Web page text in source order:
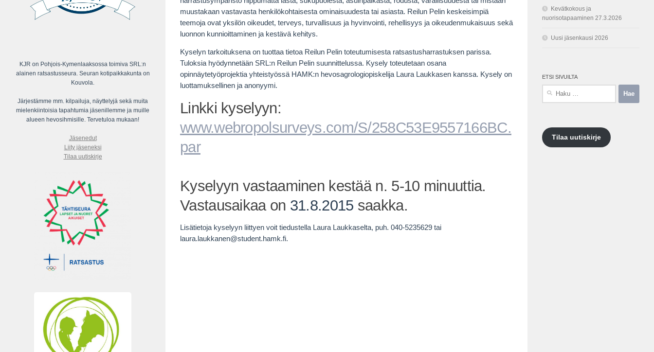
muustakaan vastavasta henkilökohtaisesta ominaisuudesta tai asiasta. Reilun Pelin keskeisimpiä
teemoja ovat yksilön oikeudet, terveys, turvallisuus ja hyvinvointi, rehellisyys ja oikeudenmukaisuus sekä
luonnon kunnioittaminen ja kestävä kehitys.
Kyselyn tarkoituksena on tuottaa tietoa Reilun Pelin toteutumisesta ratsastusharrastuksen parissa.
Tuloksia hyödynnetään SRL:n Reilun Pelin suunnittelussa. Kysely toteutetaan osana
opinnäytetyöprojektia yhteistyössä HAMK:n hevosagrologiopiskelija Laura Laukkasen kanssa. Kysely on
luottamuksellinen ja anonyymi.
Linkki kyselyyn:
www.webropolsurveys.com/S/258C53E9557166BC.
par
Kyselyyn vastaaminen kestää n. 5-10 minuuttia.
Vastausaikaa on 31.8.2015 saakka.
Lisätietoja kyselyyn liittyen voit tiedustella Laura Laukkaselta, puh. 040-5235629 tai
laura.laukkanen@student.hamk.fi.
KJR on Pohjois-Kymenlaaksossa toimiva SRL:n
alainen ratsastusseura. Seuran kotipaikkakunta on
Kouvola.
Järjestämme mm. kilpailuja, näyttelyjä sekä muita
mielenkiintoisia tapahtumia jäsenillemme ja muille
alueen hevosihmisille. Tervetuloa mukaan!
Jäsenedut
Liity jäseneksi
Tilaa uutiskirje
Kevätkokous ja
nuorisotapaaminen 27.3.2026
Uusi jäsenkausi 2026
ETSI SIVUILTA
Tilaa uutiskirje